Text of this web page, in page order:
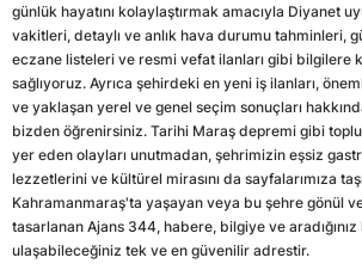
günlük hayatını kolaylaştırmak amacıyla Diyanet
vakitleri, detaylı ve anlık hava durumu tahminleri,
eczane listeleri ve resmi vefat ilanları gibi bilgilere
sağlıyoruz. Ayrıca şehirdeki en yeni iş ilanları,
ve yaklaşan yerel ve genel seçim sonuçları
bizden öğrenirsiniz. Tarihi Maraş depremi gibi
yer eden olayları unutmadan, şehrimizin eşsiz
lezzetlerini ve kültürel mirasını da sayfalarımıza
Kahramanmaraş'ta yaşayan veya bu şehre gönül
tasarlanan Ajans 344, habere, bilgiye ve
ulaşabileceğiniz tek ve en güvenilir adrestir.